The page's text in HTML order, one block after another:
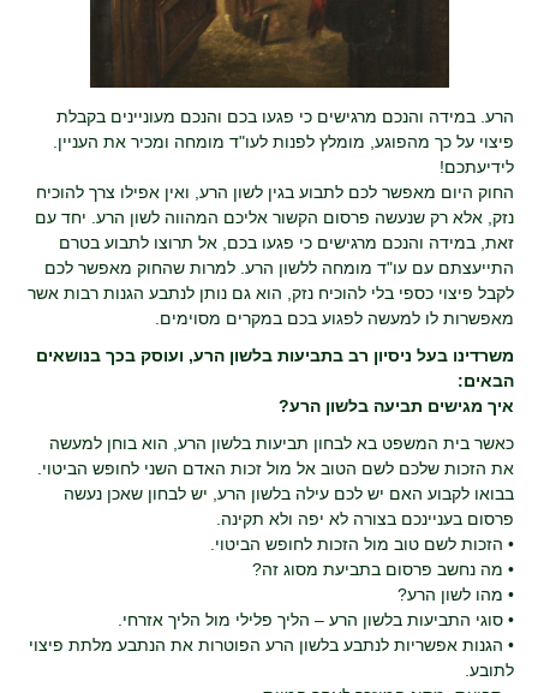
הרע. במידה והנכם מרגישים כי פגעו בכם והנכם מעוניינים בקבלת
פיצוי על כך מהפוגע, מומלץ לפנות לעו"ד מומחה ומכיר את העניין.
לידיעתכם!
החוק היום מאפשר לכם לתבוע בגין לשון הרע, ואין אפילו צרך להוכיח
נזק, אלא רק שנעשה פרסום הקשור אליכם המהווה לשון הרע. יחד עם
זאת, במידה והנכם מרגישים כי פגעו בכם, אל תרוצו לתבוע בטרם
התייעצתם עם עו"ד מומחה ללשון הרע. למרות שהחוק מאפשר לכם
לקבל פיצוי כספי בלי להוכיח נזק, הוא גם נותן לנתבע הגנות רבות אשר
מאפשרות לו למעשה לפגוע בכם במקרים מסוימים.
משרדינו בעל ניסיון רב בתביעות בלשון הרע, ועוסק בכך בנושאים
הבאים:
איך מגישים תביעה בלשון הרע?
כאשר בית המשפט בא לבחון תביעות בלשון הרע, הוא בוחן למעשה
את הזכות שלכם לשם הטוב אל מול זכות האדם השני לחופש הביטוי.
בבואו לקבוע האם יש לכם עילה בלשון הרע, יש לבחון שאכן נעשה
פרסום בעניינכם בצורה לא יפה ולא תקינה.
• הזכות לשם טוב מול הזכות לחופש הביטוי.
• מה נחשב פרסום בתביעת מסוג זה?
• מהו לשון הרע?
• סוגי התביעות בלשון הרע – הליך פלילי מול הליך אזרחי.
• הגנות אפשריות לנתבע בלשון הרע הפוטרות את הנתבע מלתת פיצוי
לתובע.